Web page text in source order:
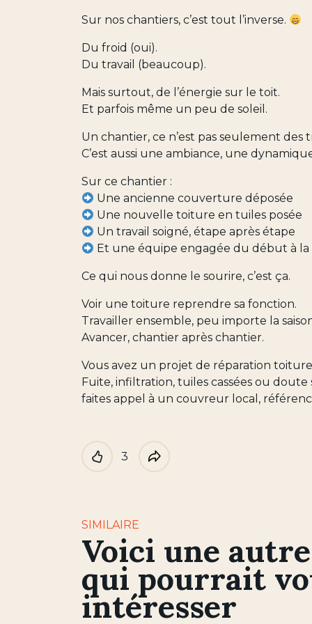
Sur nos chantiers, c’est tout l’inverse.
Du froid (oui).
Du travail (beaucoup).
Mais surtout, de l’énergie sur le toit.
Et parfois même un peu de soleil.
Un chantier, ce n’est pas seulement des
C’est aussi une ambiance, une
Sur ce chantier :
Une ancienne couverture déposée
Une nouvelle toiture en tuiles posée
Un travail soigné, étape après étape
Et une équipe engagée du début à la
Ce qui nous donne le sourire, c’est ça.
Voir une toiture reprendre sa fonction.
Travailler ensemble, peu importe la
Avancer, chantier après chantier.
Vous avez un projet de réparation
Fuite, infiltration, tuiles cassées ou doute
faites appel à un couvreur local,
Like
3
Partager
SIMILAIRE
Voici une
qui pourrait
intéresser